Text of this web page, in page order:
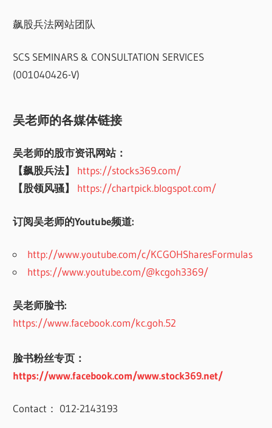
飙股兵法网站团队
SCS SEMINARS & CONSULTATION SERVICES
(001040426-V)
吴老师的各媒体链接
吴老师的股市资讯网站：
【飙股兵法】
https://stocks369.com/
【股领风骚】
https://chartpick.blogspot.com/
订阅吴老师的Youtube频道:
http://www.youtube.com/c/KCGOHSharesFormulas
https://www.youtube.com/@kcgoh3369/
吴老师脸书:
https://www.facebook.com/kc.goh.52
脸书粉丝专页：
https://www.facebook.com/www.stock369.net/
Contact： 012-2143193